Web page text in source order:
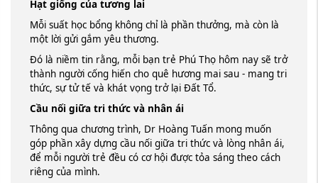
Hạt giống của tương lai
Mỗi suất học bổng không chỉ là phần thưởng, mà còn là
một lời gửi gắm yêu thương.
Đó là niềm tin rằng, mỗi bạn trẻ Phú Thọ hôm nay sẽ trở
thành người cống hiến cho quê hương mai sau - mang tri
thức, sự tử tế và khát vọng trở lại Đất Tổ.
Cầu nối giữa tri thức và nhân ái
Thông qua chương trình, Dr Hoàng Tuấn mong muốn
góp phần xây dựng cầu nối giữa tri thức và lòng nhân ái,
để mỗi người trẻ đều có cơ hội được tỏa sáng theo cách
riêng của mình.